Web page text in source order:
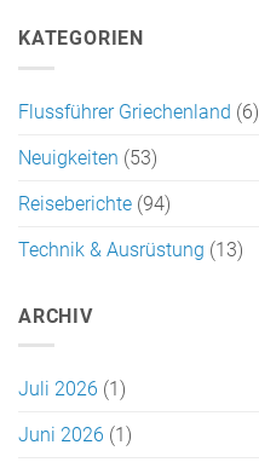
KATEGORIEN
Flussführer Griechenland (6)
Neuigkeiten (53)
Reiseberichte (94)
Technik & Ausrüstung (13)
ARCHIV
Juli 2026 (1)
Juni 2026 (1)